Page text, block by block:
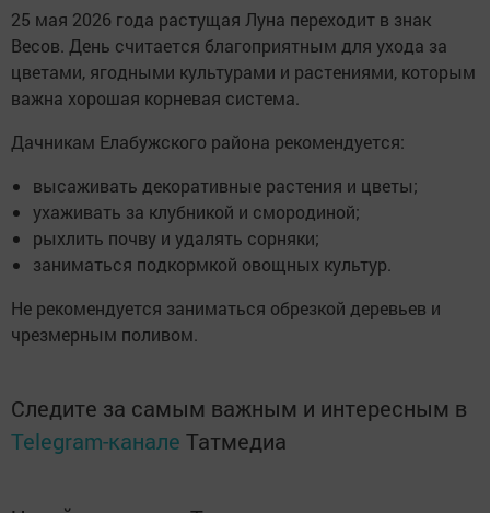
25 мая 2026 года растущая Луна переходит в знак
Весов. День считается благоприятным для ухода за
цветами, ягодными культурами и растениями, которым
важна хорошая корневая система.
Дачникам Елабужского района рекомендуется:
высаживать декоративные растения и цветы;
ухаживать за клубникой и смородиной;
рыхлить почву и удалять сорняки;
заниматься подкормкой овощных культур.
Не рекомендуется заниматься обрезкой деревьев и
чрезмерным поливом.
Следите за самым важным и интересным в
Telegram-канале Татмедиа